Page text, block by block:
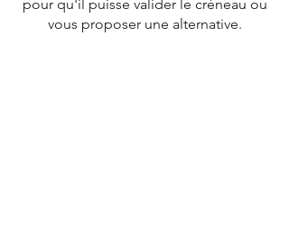
pour qu'il puisse valider le créneau ou
vous proposer une alternative.